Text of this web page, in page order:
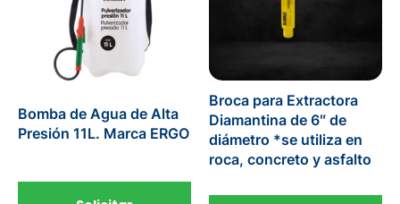
Bomba de Agua de Alta
Presión 11L. Marca ERGO
Broca para Extractora
Diamantina de 6″ de
diámetro *se utiliza en
roca, concreto y asfalto